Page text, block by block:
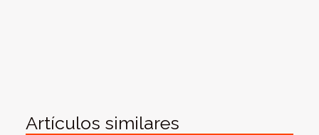
Artículos similares